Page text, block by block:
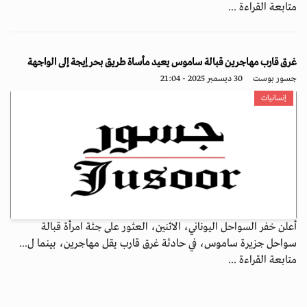
متابعة القراءة ...
غرق قارب مهاجرين قبالة ساموس يعيد مأساة طريق بحر إيجة إلى الواجهة
جسور بوست 30 ديسمبر 2025 - 21:04
إنسانيات
أعلن خفر السواحل اليوناني، الاثنين، العثور على جثة امرأة قبالة
سواحل جزيرة ساموس، في حادثة غرق قارب يقل مهاجرين، بينما ل...
متابعة القراءة ...